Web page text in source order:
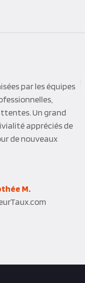
par les équipes
Un grand
appréciés de
de nouveaux
M.